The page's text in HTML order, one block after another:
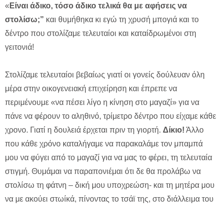
« Είναι άδικο, τόσο άδικο τελικά θα με αφήσεις να
στολίσω;” και θυμήθηκα κι εγώ τη χρυσή μπογιά και το
δέντρο που στολίζαμε τελευταίοι και καταίδρωμένοι στη
γειτονιά!
Στολίζαμε τελευταίοι βεβαίως γιατί οι γονείς δούλευαν όλη
μέρα στην οικογενειακή επιχείρηση και έπρεπε να
περιμένουμε «να πέσει λίγο η κίνηση στο μαγαζί» για να
πάνε να φέρουν το αληθινό, τρίμετρο δέντρο που είχαμε κάθε
χρονο. Γιατί η δουλειά έρχεται πριν τη γιορτή. Δίκιο! Άλλο
που κάθε χρόνο καταλήγαμε να παρακαλάμε τον μπαμπά
μου να φύγει από το μαγαζί για να μας το φέρει, τη τελευταία
στιγμή. Θυμάμαι να παραπονιέμαι ότι δε θα προλάβω να
στολίσω τη φάτνη – δική μου υποχρεώση- και τη μητέρα μου
να με ακούει στωίκά, πίνοντας το τσάϊ της, στο διάλλειμα του